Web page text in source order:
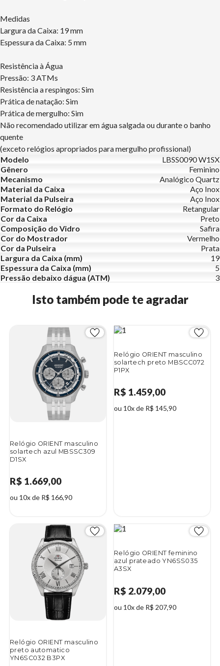
Medidas
Largura da Caixa: 19 mm
Espessura da Caixa: 5 mm
Resistência à Água
Pressão: 3 ATMs
Resistência a respingos: Sim
Prática de natação: Sim
Prática de mergulho: Sim
Não recomendado utilizar em água salgada ou durante o banho
quente
(exceto relógios apropriados para mergulho profissional)
Modelo
LBSS0090 W1SX
Gênero
Feminino
Mecanismo
Analógico Quartz
Material da Caixa
Aço Inox
Material da Pulseira
Aço Inox
Formato do Relógio
Retangular
Cor da Caixa
Preto
Composição do Vidro
Safira
Cor do Mostrador
Vermelho
Cor da Pulseira
Prata
Largura da Caixa (mm)
19
Espessura da Caixa (mm)
5
Pressão debaixo dágua (ATM)
3
Isto também pode te agradar
Relógio ORIENT masculino
solartech azul MBSSC309
D1SX
R$ 1.669,00
ou 10x de R$ 166,90
Relógio ORIENT masculino
solartech preto MBSCC072
P1PX
R$ 1.459,00
ou 10x de R$ 145,90
Relógio ORIENT masculino
preto automatico
YN6SC032 B3PX
Relógio ORIENT feminino
azul prateado YN6SS035
A3SX
R$ 2.079,00
ou 10x de R$ 207,90